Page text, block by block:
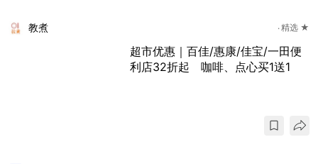
教煮 精选 ★
超市优惠｜百佳/惠康/佳宝/一田便
利店32折起 咖啡、点心买1送1